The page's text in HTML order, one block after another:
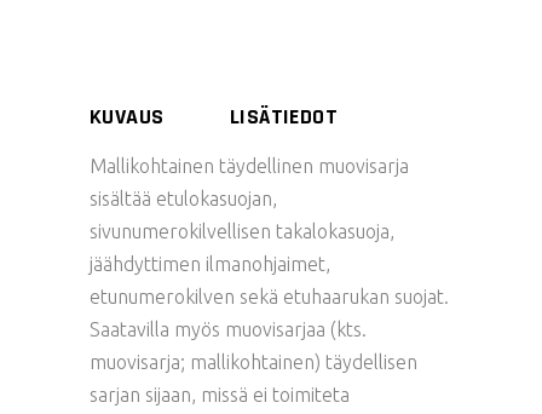
KUVAUS LISÄTIEDOT
Mallikohtainen täydellinen muovisarja
sisältää etulokasuojan,
sivunumerokilvellisen takalokasuoja,
jäähdyttimen ilmanohjaimet,
etunumerokilven sekä etuhaarukan suojat.
Saatavilla myös muovisarjaa (kts.
muovisarja; mallikohtainen) täydellisen
sarjan sijaan, missä ei toimiteta